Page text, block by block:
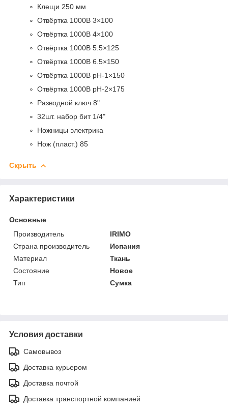
Клещи 250 мм
Отвёртка 1000B 3×100
Отвёртка 1000B 4×100
Отвёртка 1000B 5.5×125
Отвёртка 1000B 6.5×150
Отвёртка 1000B pH-1×150
Отвёртка 1000B pH-2×175
Разводной ключ 8"
32шт. набор бит 1/4"
Ножницы электрика
Нож (пласт.) 85
Скрыть
Характеристики
Основные
Производитель
IRIMO
Страна производитель
Испания
Материал
Ткань
Состояние
Новое
Тип
Сумка
Условия доставки
Самовывоз
Доставка курьером
Доставка почтой
Доставка транспортной компанией